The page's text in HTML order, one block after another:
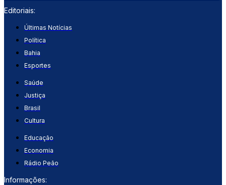
Editoriais:
Últimas Notícias
Política
Bahia
Esportes
Saúde
Justiça
Brasil
Cultura
Educação
Economia
Rádio Peão
Informações: